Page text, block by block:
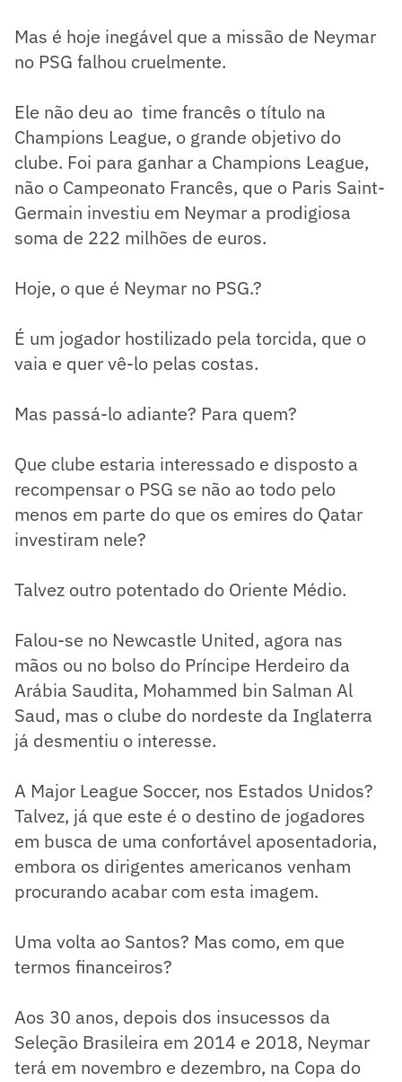
Mas é hoje inegável que a missão de Neymar
no PSG falhou cruelmente.
Ele não deu ao time francês o título na
Champions League, o grande objetivo do
clube. Foi para ganhar a Champions League,
não o Campeonato Francês, que o Paris Saint-
Germain investiu em Neymar a prodigiosa
soma de 222 milhões de euros.
Hoje, o que é Neymar no PSG.?
É um jogador hostilizado pela torcida, que o
vaia e quer vê-lo pelas costas.
Mas passá-lo adiante? Para quem?
Que clube estaria interessado e disposto a
recompensar o PSG se não ao todo pelo
menos em parte do que os emires do Qatar
investiram nele?
Talvez outro potentado do Oriente Médio.
Falou-se no Newcastle United, agora nas
mãos ou no bolso do Príncipe Herdeiro da
Arábia Saudita, Mohammed bin Salman Al
Saud, mas o clube do nordeste da Inglaterra
já desmentiu o interesse.
A Major League Soccer, nos Estados Unidos?
Talvez, já que este é o destino de jogadores
em busca de uma confortável aposentadoria,
embora os dirigentes americanos venham
procurando acabar com esta imagem.
Uma volta ao Santos? Mas como, em que
termos financeiros?
Aos 30 anos, depois dos insucessos da
Seleção Brasileira em 2014 e 2018, Neymar
terá em novembro e dezembro, na Copa do